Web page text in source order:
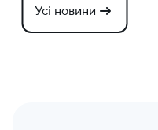
Усі новини